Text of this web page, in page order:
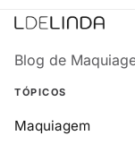
Blog de
TÓPICOS
Maquiagem